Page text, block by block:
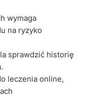
wymaga
na ryzyko
sprawdzić historię
leczenia online,